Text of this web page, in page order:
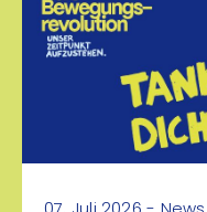
07
Aug
Ballsport